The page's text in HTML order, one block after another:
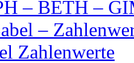
– BETH –
–
Zahlenwerte